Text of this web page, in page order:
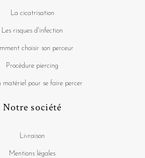
La cicatrisation
Les risques d'infection
choisir son perceur
Procédure piercing
matériel pour se faire percer
Notre société
Livraison
Mentions légales